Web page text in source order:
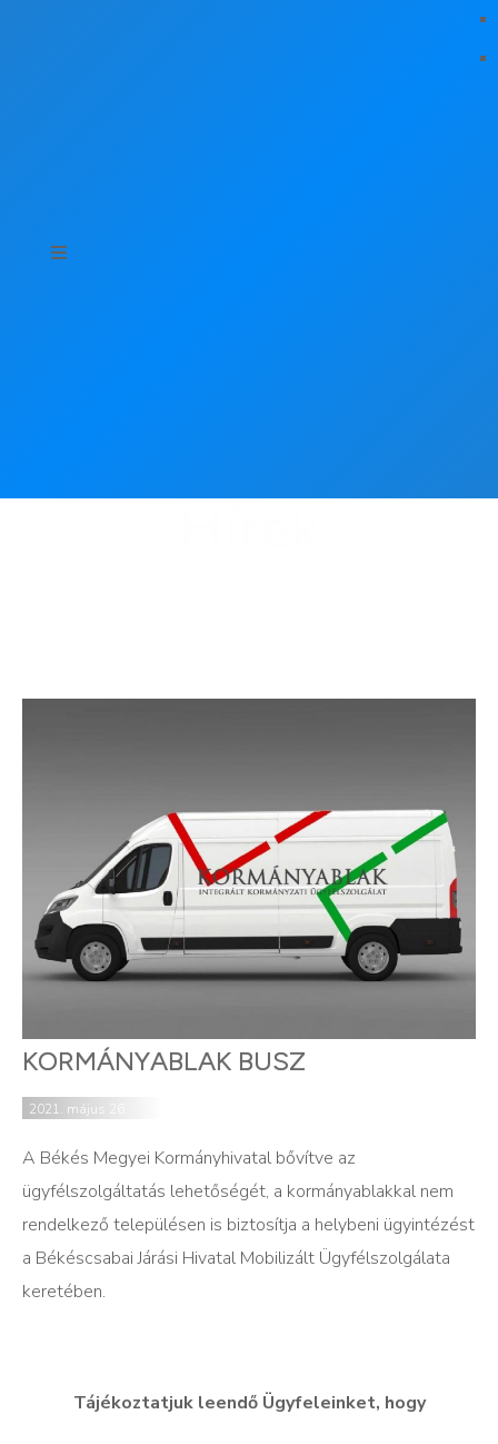
KORMÁNYABLAK BUSZ
2021. május 26.
A Békés Megyei Kormányhivatal bővítve az
ügyfélszolgáltatás lehetőségét, a kormányablakkal nem
rendelkező településen is biztosítja a helybeni ügyintézést
a Békéscsabai Járási Hivatal Mobilizált Ügyfélszolgálata
keretében.
Tájékoztatjuk leendőÜgyfeleinket, hogy